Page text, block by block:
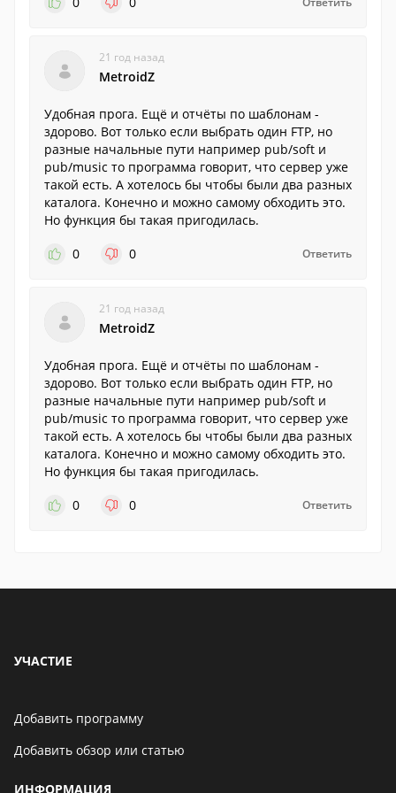
21 год назад
MetroidZ
Удобная прога. Ещё и отчёты по шаблонам -
здорово. Вот только если выбрать один FTP, но
разные начальные пути например pub/soft и
pub/music то программа говорит, что сервер уже
такой есть. А хотелось бы чтобы были два разных
каталога. Конечно и можно самому обходить это.
Но функция бы такая пригодилась.
0
0 Ответить
21 год назад
MetroidZ
Удобная прога. Ещё и отчёты по шаблонам -
здорово. Вот только если выбрать один FTP, но
разные начальные пути например pub/soft и
pub/music то программа говорит, что сервер уже
такой есть. А хотелось бы чтобы были два разных
каталога. Конечно и можно самому обходить это.
Но функция бы такая пригодилась.
0
0 Ответить
УЧАСТИЕ
Добавить программу
Добавить обзор или статью
ИНФОРМАЦИЯ